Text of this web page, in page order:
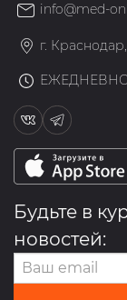
info@med-
г.
ЕЖЕДНЕВНО,
Будьте в
новостей: